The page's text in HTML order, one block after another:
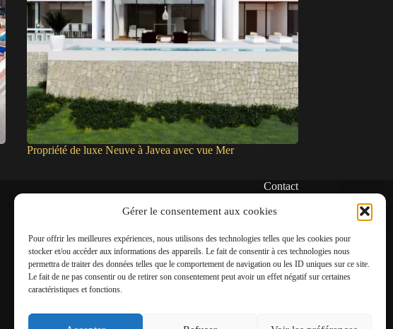
Gérer le consentement aux cookies
Pour offrir les meilleures expériences, nous utilisons des technologies telles que les cookies pour
stocker et/ou accéder aux informations des appareils. Le fait de consentir à ces technologies nous
permettra de traiter des données telles que le comportement de navigation ou les ID uniques sur ce site.
Le fait de ne pas consentir ou de retirer son consentement peut avoir un effet négatif sur certaines
caractéristiques et fonctions.
Propriété de luxe Neuve à Javea avec vue Mer
Contact
✆06 22 39 73 24
✉contact@amgh-immobilier.com